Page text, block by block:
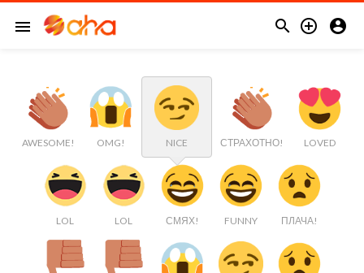
menu   
AWESOME! OMG! NICE СТРАХОТНО! LOVED
LOL LOL СМЯХ! FUNNY ПЛАЧА!